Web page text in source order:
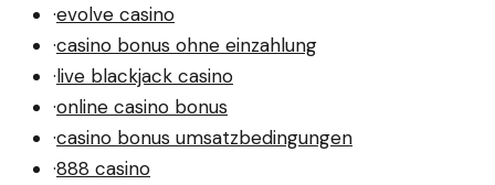
·evolve casino
·casino bonus ohne einzahlung
·live blackjack casino
·online casino bonus
·casino bonus umsatzbedingungen
·888 casino